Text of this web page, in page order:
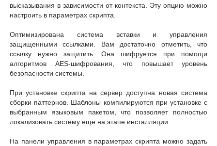
высказывания в зависимости от контекста. Эту опцию можно
настроить в параметрах скрипта.
Оптимизирована система вставки и управления
защищенными ссылками. Вам достаточно отметить, что
ссылку нужно защитить. Она шифруется при помощи
алгоритмов AES-шифрования, что повышает уровень
безопасности системы.
При установке скрипта на сервер доступна новая система
сборки паттернов. Шаблоны компилируются при установке с
выбранным языковым пакетом, что позволяет полностью
локализовать систему еще на этапе инсталляции.
На панели управления в параметрах скрипта можно задать